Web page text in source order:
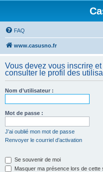
FAQ
www.casusno.fr
Vous devez vous inscrire
consulter le profil des
Nom d’utilisateur :
Mot de passe :
J’ai oublié mon mot de passe
Renvoyer le courriel d’activation
Se souvenir de moi
Masquer ma présence lors de cette